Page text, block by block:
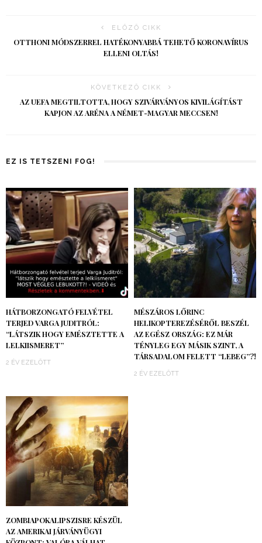
ELŐZŐ CIKK
OTTHONI MÓDSZERREL HATÉKONYABBÁ TEHETŐ KORONAVÍRUS
ELLENI OLTÁS!
KÖVETKEZŐ CIKK
AZ UEFA MEGTILTOTTA, HOGY SZIVÁRVÁNYOS KIVILÁGÍTÁST
KAPJON AZ ARÉNA A NÉMET-MAGYAR MECCSEN!
EZ IS TETSZENI FOG!
HÁTBORZONGATÓ FELVÉTEL
TERJED VARGA JUDITRÓL:
“LÁTSZIK HOGY EMÉSZTETTE A
LELKIISMERET”
2 ÉV EZELŐTT
MÉSZÁROS LŐRINC
HELIKOPTEREZÉSÉRŐL BESZÉL
AZ EGÉSZ ORSZÁG: EZ MÁR
TÉNYLEG EGY MÁSIK SZINT, A
TÁRSADALOM FELETT “LEBEG”?!
2 ÉV EZELŐTT
ZOMBIAPOKALIPSZISRE KÉSZÜL
AZ AMERIKAI JÁRVÁNYÜGYI